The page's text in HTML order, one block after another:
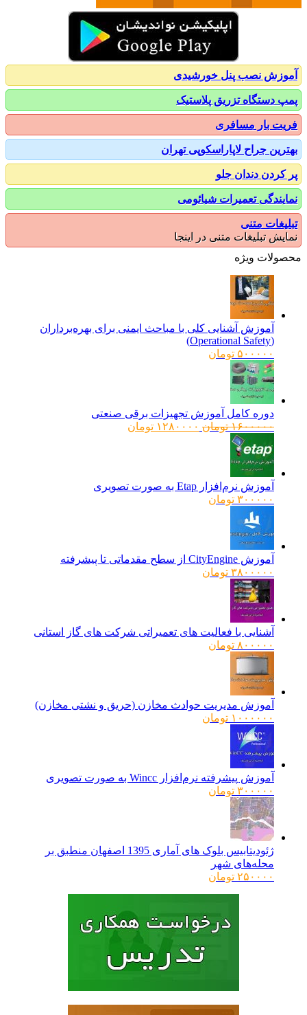
نصب پنل خورشیدی
دستگاه تزریق پلاستیک
بار مسافری
جراح لاپاراسکوپی تهران
دندان جلو
تعمیرات شیائومی
متنی
تبلیغات متنی در اینجا
ویژه
آموزش آشنایی کلی با مباحث ایمنی برای بهره‌برداران
۵۰۰۰۰۰ تومان
دوره کامل آموزش تجهیزات برقی صنعتی
۱۶۰۰۰۰۰ تومانقیمت
۱۲۸۰۰۰۰ تومانقیمت
آموزش نرم‌افزار Etap به صورت تصویری
۳۰۰۰۰۰ تومان
آموزش CityEngine از سطح مقدماتی تا پیشرفته
۳۸۰۰۰۰۰ تومان
آشنایی با فعالیت های تعمیراتی شرکت های گاز استانی
۸۰۰۰۰۰ تومان
آموزش مدیریت حوادث مخازن (حریق و نشتی مخازن)
۱۰۰۰۰۰۰ تومان
آموزش پیشرفته نرم‌افزار Wincc به صورت تصویری
۳۰۰۰۰۰ تومان
ژئودیتابیس بلوک های آماری 1395 اصفهان منطبق بر
محله‌های شهر
۲۵۰۰۰۰ تومان